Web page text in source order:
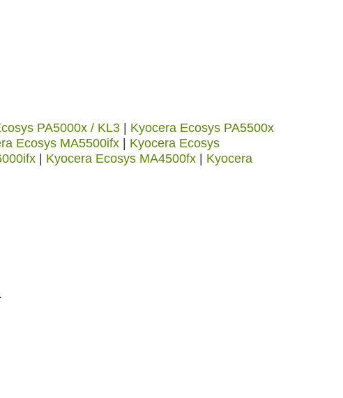
PA5000x / KL3
Kyocera Ecosys PA5500x
Ecosys MA5500ifx
Kyocera Ecosys
Kyocera Ecosys MA4500fx
Kyocera